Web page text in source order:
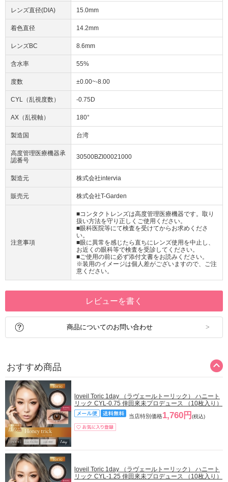
レンズ直径(DIA) 15.0mm
着色直径 14.2mm
レンズBC 8.6mm
含水率 55%
度数 ±0.00~-8.00
CYL（乱視度数） -0.75D
AX（乱視軸） 180°
製造国 台湾
高度管理医療機器承
認番号
30500BZI00021000
製造元 株式会社intervia
販売元 株式会社T-Garden
注意事項
■コンタクトレンズは高度管理医療機器です。取り
扱い方法を守り正しくご使用ください。
■眼科医院等にて検査を受けてからお求めくださ
い。
■眼に異常を感じたら直ちにレンズ使用を中止し、
お近くの眼科等で検査を受診してください。
■ご使用の前に必ず添付文書をお読みください。
※装用のイメージは個人差がございますので、ご注
意ください。
レビューを書く
商品についてのお問い合わせ
おすすめ商品
loveil Toric 1day （ラヴェールトーリック） ハニート
リック CYL-0.75 倖田來未プロデュース （10枚入り）
当店特別価格1,760円 (税込)
loveil Toric 1day （ラヴェールトーリック） ハニート
リック CYL-1.25 倖田來未プロデュース （10枚入り）